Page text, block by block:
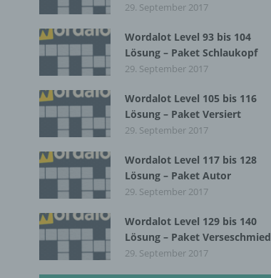
29. September 2017
Wordalot Level 93 bis 104
Lösung – Paket Schlaukopf
29. September 2017
Wordalot Level 105 bis 116
Lösung – Paket Versiert
29. September 2017
Wordalot Level 117 bis 128
Lösung – Paket Autor
29. September 2017
Wordalot Level 129 bis 140
Lösung – Paket Verseschmied
29. September 2017